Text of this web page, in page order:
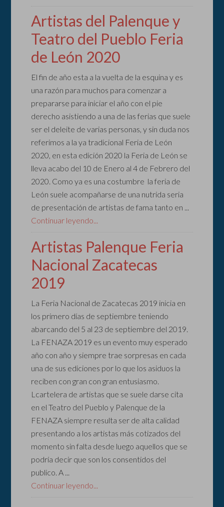
Artistas del Palenque y
Teatro del Pueblo Feria
de León 2020
El fin de año esta a la vuelta de la esquina y es
una razón para muchos para comenzar a
prepararse para iniciar el año con el pie
derecho asistiendo a una de las ferias que suele
ser el deleite de varias personas, y sin duda nos
referimos a la ya tradicional Feria de León
2020, en esta edición 2020 la Feria de León se
lleva acabo del 10 de Enero al 4 de Febrero del
2020. Como ya es una costumbre la feria de
León suele acompañarse de una nutrida seria
de presentación de artistas de fama tanto en ...
Continuar leyendo...
Artistas Palenque Feria
Nacional Zacatecas
2019
La Feria Nacional de Zacatecas 2019 inicia en
los primero días de septiembre teniendo
abarcando del 5 al 23 de septiembre del 2019.
La FENAZA 2019 es un evento muy esperado
año con año y siempre trae sorpresas en cada
una de sus ediciones por lo que los asiduos la
reciben con gran con gran entusiasmo.
Lcartelera de artistas que se suele darse cita
en el Teatro del Pueblo y Palenque de la
FENAZA siempre resulta ser de alta calidad
presentando a los artistas más cotizados del
momento sin falta desde luego aquellos que se
podría decir que son los consentidos del
publico. A ...
Continuar leyendo...